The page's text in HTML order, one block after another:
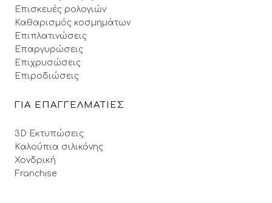
Επισκευές ρολογιών
Καθαρισμός κοσμημάτων
Επιπλατινώσεις
Επαργυρώσεις
Επιχρυσώσεις
Επιροδιώσεις
ΓΙΑ ΕΠΑΓΓΕΛΜΑΤΙΕΣ
3D Εκτυπώσεις
Καλούπια σιλικόνης
Χονδρική
Franchise